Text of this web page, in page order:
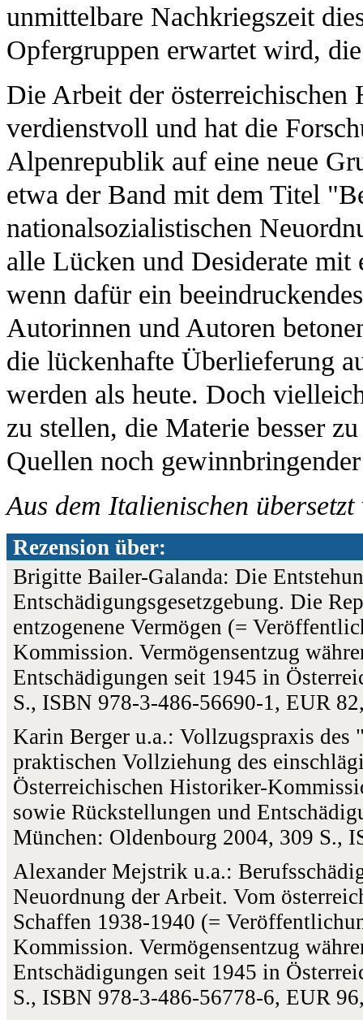
unmittelbare Nachkriegszeit
Opfergruppen erwartet wird,
Die Arbeit der
verdienstvoll und hat die
Alpenrepublik auf eine neue
etwa der Band mit dem Titel
nationalsozialistischen
alle Lücken und Desiderate mit
wenn dafür ein
Autorinnen und Autoren
die lückenhafte Überlieferung
werden als heute. Doch
zu stellen, die Materie besser
Quellen noch
Aus dem Italienischen
Rezension über:
Brigitte Bailer-Galanda: Die
Entschädigungsgesetzgebung. Die
entzogenene Vermögen (=
Kommission. Vermögensentzug
Entschädigungen seit 1945 in
S., ISBN 978-3-486-56690-1, EUR
Karin Berger u.a.: Vollzugspraxis des
praktischen Vollziehung des
Österreichischen Historiker-
sowie Rückstellungen und
München: Oldenbourg 2004, 309 S.,
Alexander Mejstrik u.a.:
Neuordnung der Arbeit. Vom
Schaffen 1938-1940 (=
Kommission. Vermögensentzug
Entschädigungen seit 1945 in
S., ISBN 978-3-486-56778-6, EUR